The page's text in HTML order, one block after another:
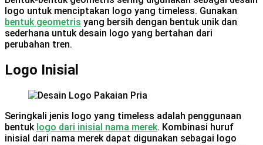
logo untuk menciptakan logo yang timeless. Gunakan
bentuk geometris yang bersih dengan bentuk unik dan
sederhana untuk desain logo yang bertahan dari
perubahan tren.
Logo Inisial
Seringkali jenis logo yang timeless adalah penggunaan
bentuk logo dari inisial nama merek. Kombinasi huruf
inisial dari nama merek dapat digunakan sebagai logo